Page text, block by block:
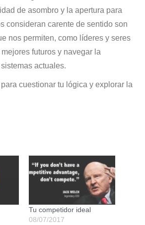
de asombro y la apertura para
consideran carente de sentido son
nos permiten, como líderes y seres
futuros y navegar la
actuales.
cuestionar tu lógica y explorar la
Tu competidor ideal
08/07/2017